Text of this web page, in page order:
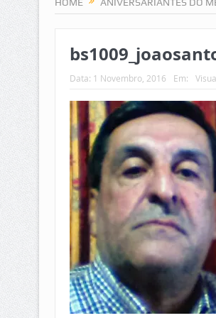
Data: 1 Novembro, 2016 Em: